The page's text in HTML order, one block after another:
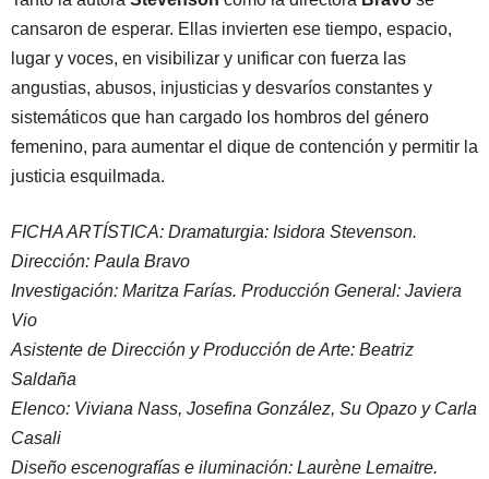
cansaron de esperar. Ellas invierten ese tiempo, espacio,
lugar y voces, en visibilizar y unificar con fuerza las
angustias, abusos, injusticias y desvaríos constantes y
sistemáticos que han cargado los hombros del género
femenino, para aumentar el dique de contención y permitir la
justicia esquilmada.
FICHA ARTÍSTICA: Dramaturgia: Isidora Stevenson.
Dirección: Paula Bravo
Investigación: Maritza Farías. Producción General: Javiera
Vio
Asistente de Dirección y Producción de Arte: Beatriz
Saldaña
Elenco: Viviana Nass, Josefina González, Su Opazo y Carla
Casali
Diseño escenografías e iluminación: Laurène Lemaitre.